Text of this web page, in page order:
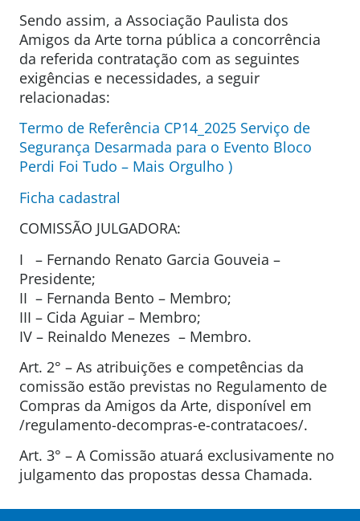
Sendo assim, a Associação Paulista dos
Amigos da Arte torna pública a concorrência
da referida contratação com as seguintes
exigências e necessidades, a seguir
relacionadas:
Termo de Referência CP14_2025 Serviço de
Segurança Desarmada para o Evento Bloco
Perdi Foi Tudo – Mais Orgulho )
Ficha cadastral
COMISSÃO JULGADORA:
I – Fernando Renato Garcia Gouveia –
Presidente;
II – Fernanda Bento – Membro;
III – Cida Aguiar – Membro;
IV – Reinaldo Menezes – Membro.
Art. 2° – As atribuições e competências da
comissão estão previstas no Regulamento de
Compras da Amigos da Arte, disponível em
/regulamento-decompras-e-contratacoes/.
Art. 3° – A Comissão atuará exclusivamente no
julgamento das propostas dessa Chamada.